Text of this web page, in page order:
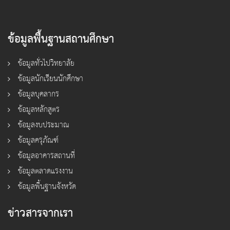
ข้อมูลพื้นฐานสถานศึกษา
ข้อมูลทั่วไปวิทยาลัย
ข้อมูลนักเรียนนักศึกษา
ข้อมูลบุคลากร
ข้อมูลหลักสูตร
ข้อมูลงบประมาณ
ข้อมูลครุภัณฑ์
ข้อมูลอาคารสถานที่
ข้อมูลตลาดแรงงาน
ข้อมูลพื้นฐานจังหวัด
ข่าวสารจากเรา